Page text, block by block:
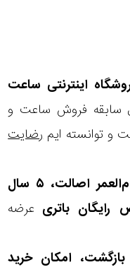
اینترنتی ساعت
از ۱۵ سال سابقه فروش ساعت و
رضایت
گارانتی مادام‌العمر اصالت، ۵ سال
عرضه
روز مهلت بازگشت، امکان خرید